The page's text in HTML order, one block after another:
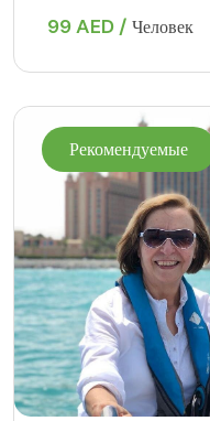
99 AED / Человек
Рекомендуемые